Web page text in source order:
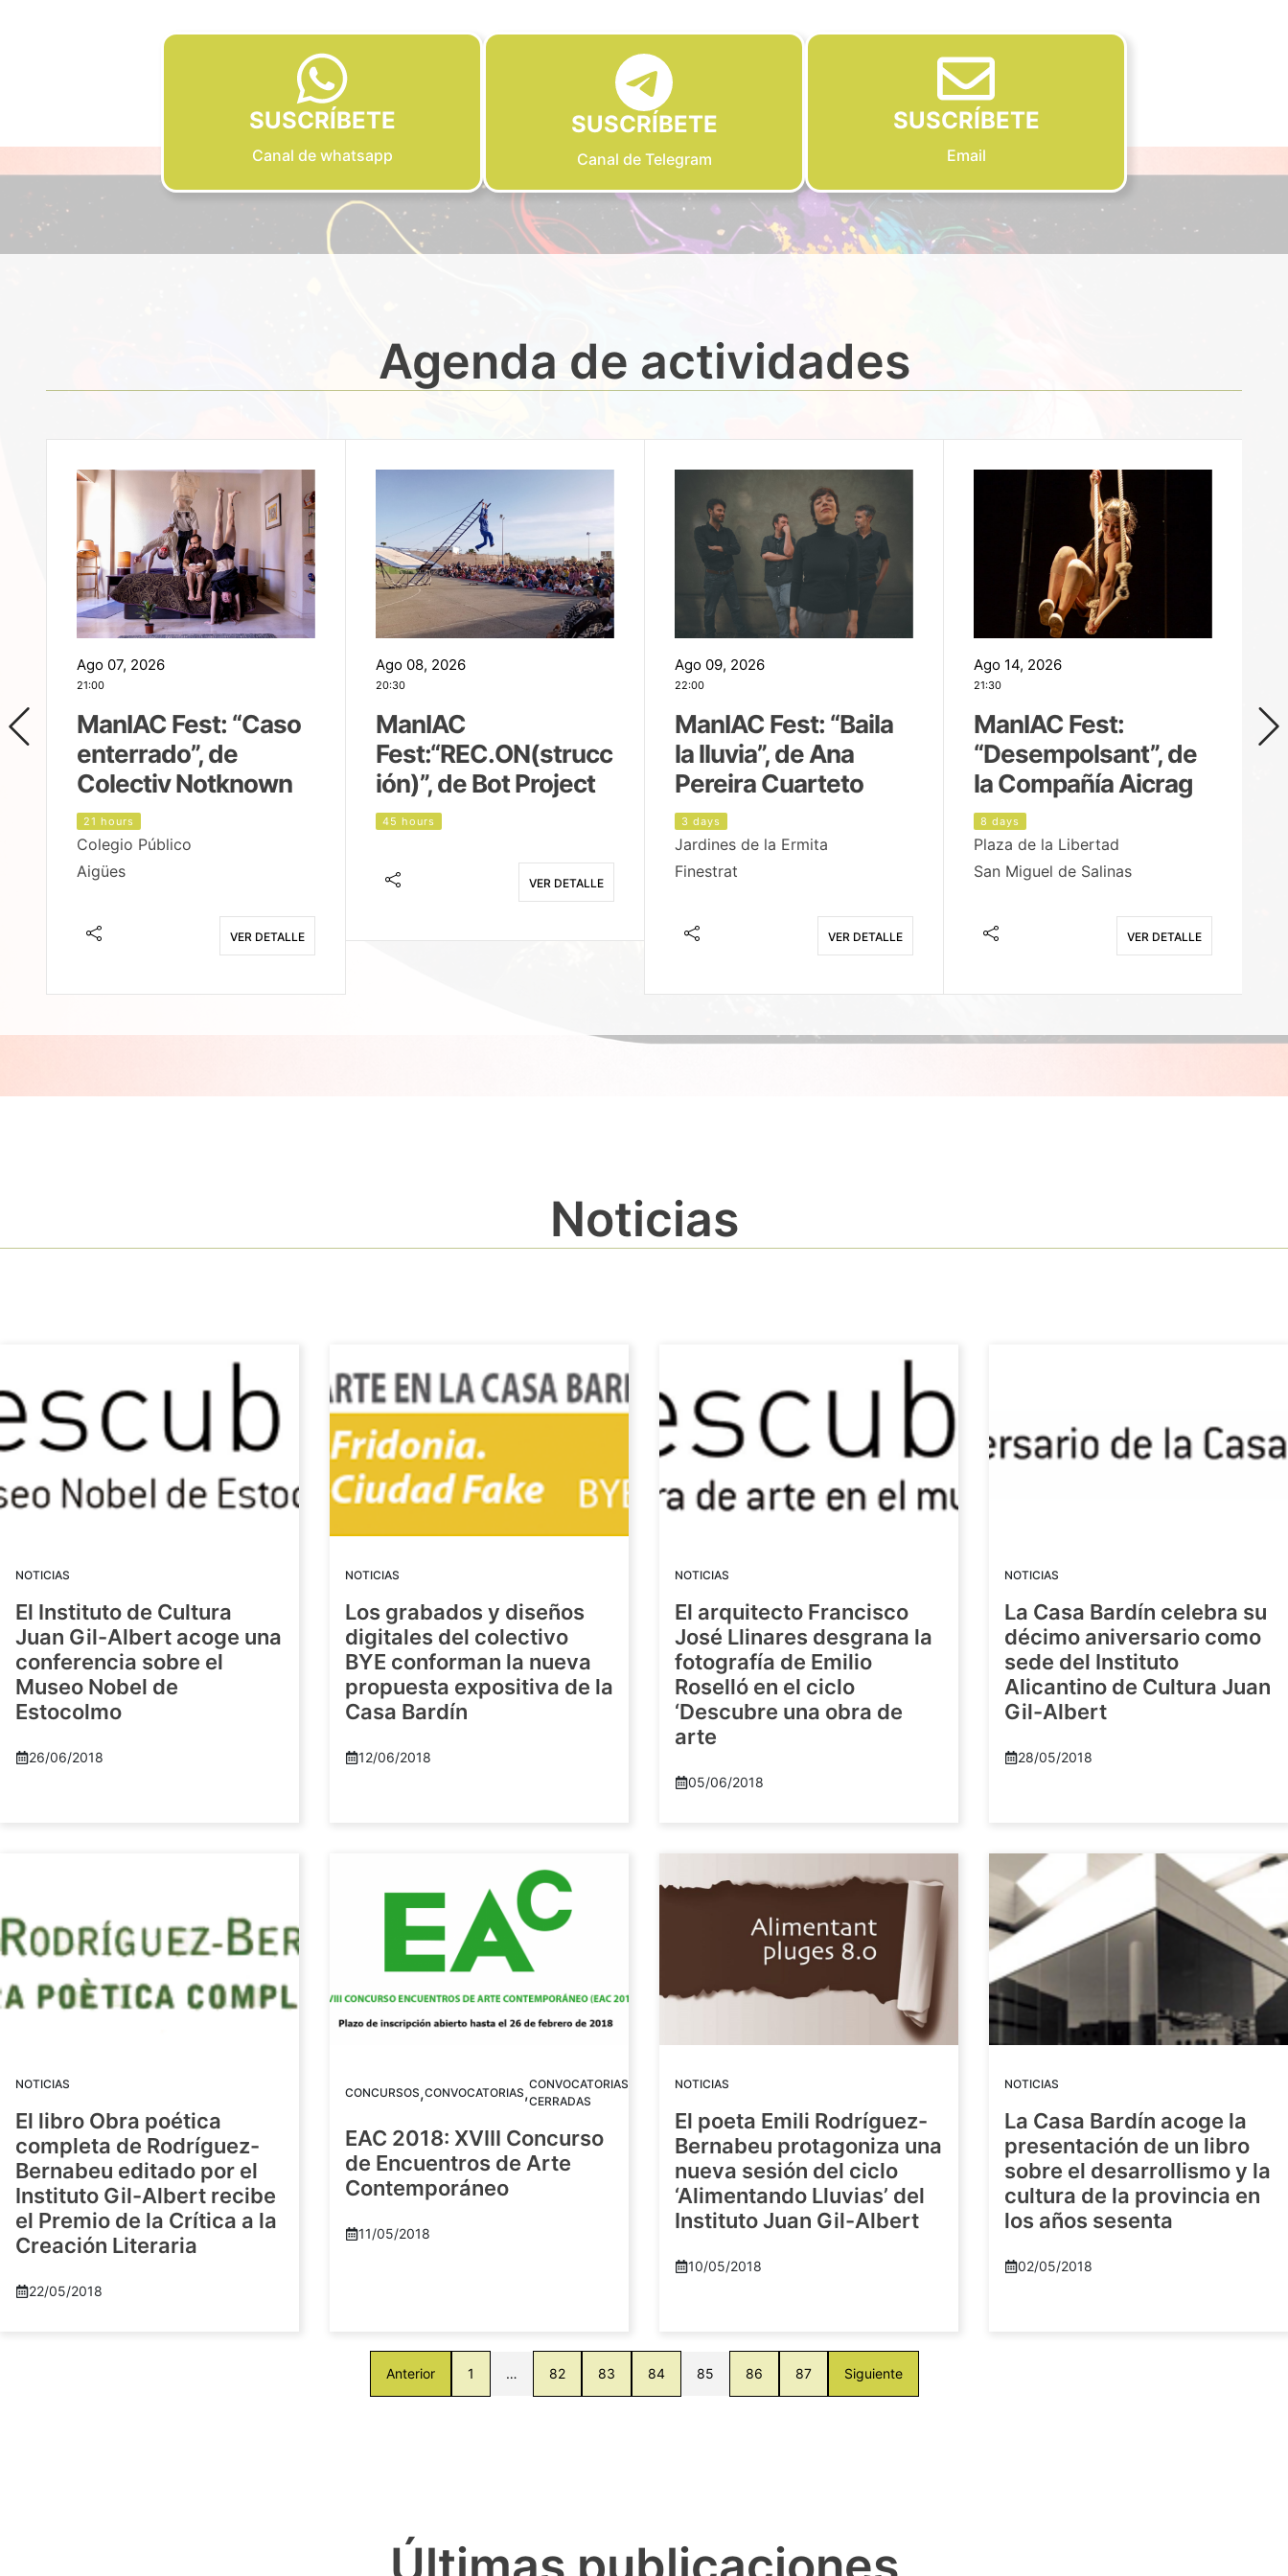
SUSCRÍBETE
Canal de whatsapp
SUSCRÍBETE
Canal de Telegram
SUSCRÍBETE
Email
Agenda de actividades
Ago 07, 2026
21:00
ManIAC Fest: “Caso
enterrado”, de
Colectiv Notknown
21 hours
Colegio Público
Aigües
VER DETALLE
Ago 08, 2026
20:30
ManIAC
Fest:“REC.ON(strucc
ión)”, de Bot Project
45 hours
VER DETALLE
Ago 09, 2026
22:00
ManIAC Fest: “Baila
la lluvia”, de Ana
Pereira Cuarteto
3 days
Jardines de la Ermita
Finestrat
VER DETALLE
Ago 14, 2026
21:30
ManIAC Fest:
“Desempolsant”, de
la Compañía Aicrag
8 days
Plaza de la Libertad
San Miguel de Salinas
VER DETALLE
Noticias
NOTICIAS
El Instituto de Cultura
Juan Gil-Albert acoge una
conferencia sobre el
Museo Nobel de
Estocolmo
26/06/2018
NOTICIAS
Los grabados y diseños
digitales del colectivo
BYE conforman la nueva
propuesta expositiva de la
Casa Bardín
12/06/2018
NOTICIAS
El arquitecto Francisco
José Llinares desgrana la
fotografía de Emilio
Roselló en el ciclo
‘Descubre una obra de
arte
05/06/2018
NOTICIAS
La Casa Bardín celebra su
décimo aniversario como
sede del Instituto
Alicantino de Cultura Juan
Gil-Albert
28/05/2018
NOTICIAS
El libro Obra poética
completa de Rodríguez-
Bernabeu editado por el
Instituto Gil-Albert recibe
el Premio de la Crítica a la
Creación Literaria
22/05/2018
CONCURSOS,CONVOCATORIAS,CONVOCATORIAS
CERRADAS
EAC 2018: XVIII Concurso
de Encuentros de Arte
Contemporáneo
11/05/2018
NOTICIAS
El poeta Emili Rodríguez-
Bernabeu protagoniza una
nueva sesión del ciclo
‘Alimentando Lluvias’ del
Instituto Juan Gil-Albert
10/05/2018
NOTICIAS
La Casa Bardín acoge la
presentación de un libro
sobre el desarrollismo y la
cultura de la provincia en
los años sesenta
02/05/2018
Anterior 1 … 82 83 84 85 86 87 Siguiente